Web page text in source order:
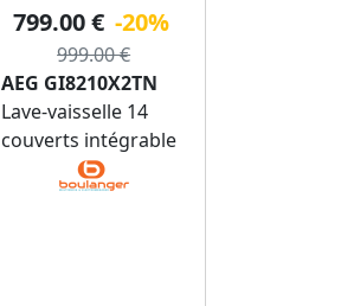
799.00 € -20%
999.00 €
AEG GI8210X2TN
Lave-vaisselle 14
couverts intégrable